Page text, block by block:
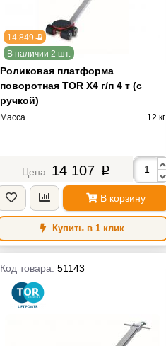
14 849p
В наличии 2 шт.
Роликовая платформа
поворотная TOR X4 г/п 4 т (с
ручкой)
Масса 12 кг
14 107 p
В корзину
Купить в 1 клик
Код товара: 51143